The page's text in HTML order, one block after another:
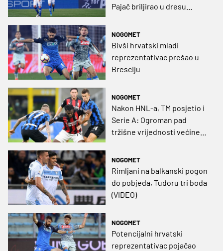
Pajač briljirao u dresu
NOGOMET
Bivši hrvatski mladi
reprezentativac prešao u
Bresciju
NOGOMET
Nakon HNL-a, TM posjetio i
Serie A: Ogroman pad
tržišne vrijednosti većine
NOGOMET
Rimljani na balkanski pogon
do pobjeda, Tudoru tri boda
(VIDEO)
NOGOMET
Potencijalni hrvatski
reprezentativac pojačao